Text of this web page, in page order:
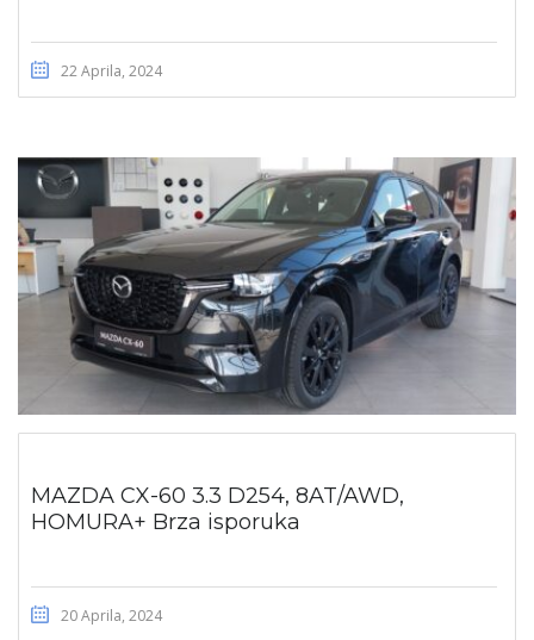
22 Aprila, 2024
MAZDA CX-60 3.3 D254, 8AT/AWD,
HOMURA+ Brza isporuka
20 Aprila, 2024